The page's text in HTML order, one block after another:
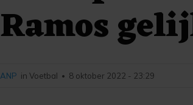
Ramos
ANP in Voetbal • 8 oktober 2022 - 23:29